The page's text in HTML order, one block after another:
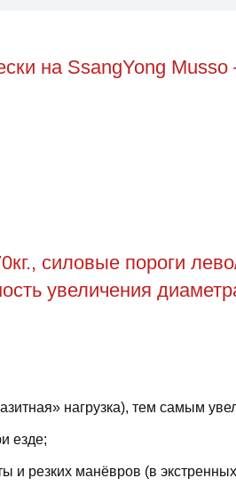
на SsangYong
силовые пороги
увеличения
нагрузка), тем самым
езде;
и резких манёвров (в